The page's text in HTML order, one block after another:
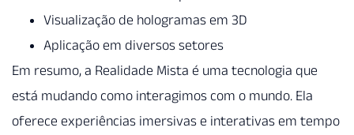
Visualização de hologramas em 3D
Aplicação em diversos setores
Em resumo, a Realidade Mista é uma tecnologia que
está mudando como interagimos com o mundo. Ela
oferece experiências imersivas e interativas em tempo